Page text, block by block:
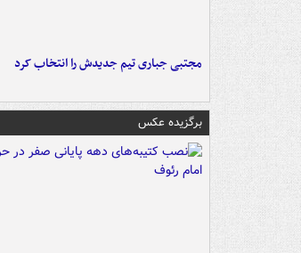
مجتبی جباری تیم جدیدش را انتخاب کرد
برگزیده عکس